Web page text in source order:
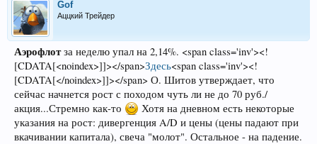
Gof
Аццкий Трейдер
Аэрофлотза неделю упал на 2,14%. <span class='inv'><!
[CDATA[<noindex>]]></span>Здесь<span class='inv'><!
[CDATA[</noindex>]]></span> О. Шитов утверждает, что
сейчас начнется рост с походом чуть ли не до 70 руб./
акция...Стремно как-то
Хотя на дневном есть некоторые
указания на рост: дивергенция A/D и цены (цены падают при
вкачивании капитала), свеча "молот". Остальное - на падение.